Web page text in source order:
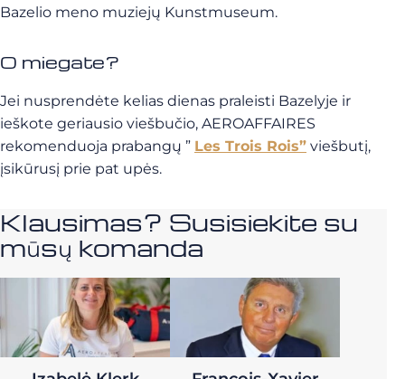
Bazelio meno muziejų Kunstmuseum.
O miegate?
Jei nusprendėte kelias dienas praleisti Bazelyje ir
ieškote geriausio viešbučio, AEROAFFAIRES
rekomenduoja prabangų ” Les Trois Rois” viešbutį,
įsikūrusį prie pat upės.
Klausimas? Susisiekite su
mūsų komanda